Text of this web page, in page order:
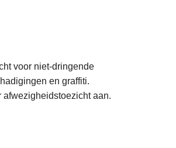
voor niet-dringende
en graffiti.
afwezigheidstoezicht aan.